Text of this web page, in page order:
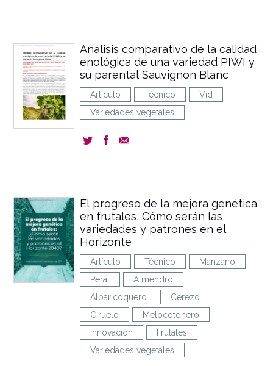
Análisis comparativo de la calidad
enológica de una variedad PIWI y
su parental Sauvignon Blanc
Artículo Técnico
Vid
Variedades vegetales
El progreso de la mejora genética
en frutales, Cómo serán las
variedades y patrones en el
Horizonte
Artículo Técnico
Manzano
Peral
Almendro
Albaricoquero
Cerezo
Ciruelo
Melocotonero
Innovación
Frutales
Variedades vegetales